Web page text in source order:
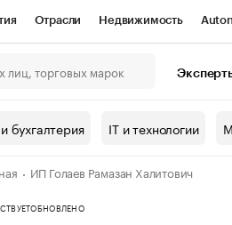
Отрасли Недвижимость
Проверка контрагентов
валюты
бухгалтерия IT и технологии
ИП Голаев Рамазан Халитович
ОБНОВЛЕНО